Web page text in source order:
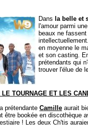
Dans la belle et
l'amour parmi
beaux ne
en moyenne le
et son casting.
prétendants qui
trouver l'élue de
TOURNAGE ET LES
prétendante Camilleaurait
être bookée en
! Les deux Ch'tis